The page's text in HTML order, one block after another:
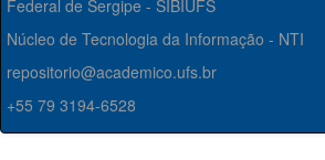
Federal de Sergipe - SIBIUFS
Núcleo de Tecnologia da Informação - NTI
repositorio@academico.ufs.br
+55 79 3194-6528